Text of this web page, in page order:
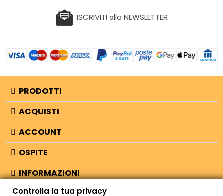
ISCRIVITI alla NEWSLETTER
PRODOTTI
ACQUISTI
ACCOUNT
OSPITE
INFORMAZIONI
NEGOZIO
Controlla la tua privacy